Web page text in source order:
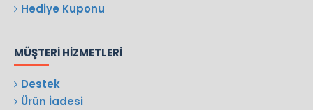
Hediye Kuponu
MÜŞTERI HIZMETLERI
Destek
Ürün İadesi